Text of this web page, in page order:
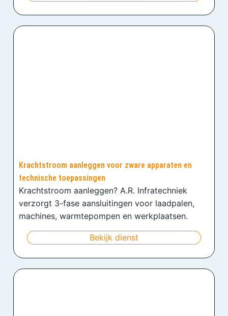
Krachtstroom aanleggen voor zware apparaten en
technische toepassingen
Krachtstroom aanleggen? A.R. Infratechniek
verzorgt 3-fase aansluitingen voor laadpalen,
machines, warmtepompen en werkplaatsen.
Bekijk dienst